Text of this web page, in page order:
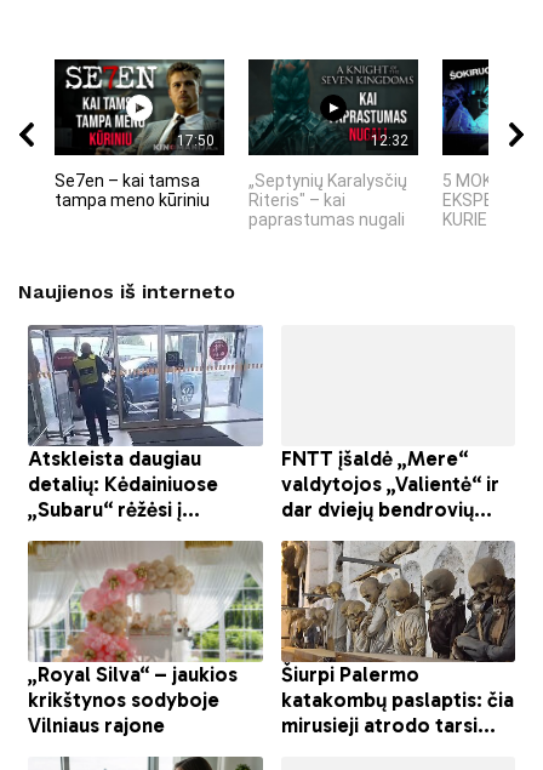
17:50
Se7en – kai tamsa
tampa meno kūriniu
12:32
„Septynių Karalysčių
Riteris" – kai
paprastumas nugali
5 MOKSLINIAI
KURIE
Naujienos iš interneto